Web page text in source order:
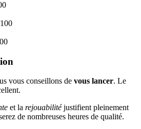
vous conseillons de vous lancer. Le
et la rejouabilitéjustifient pleinement
de nombreuses heures de qualité.